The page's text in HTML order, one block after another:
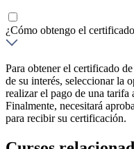
¿Cómo obtengo el
Para obtener el certificado
de su interés, seleccionar la
realizar el pago de una tarifa
Finalmente, necesitará
para recibir su certificación.